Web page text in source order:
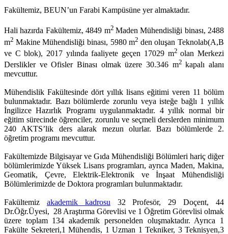
Fakültemiz, BEUN’un Farabi Kampüsüne yer almaktadır.
Hali hazırda Fakültemiz, 4849 m2 Maden Mühendisliği binası, 2488
m2 Makine Mühendisliği binası, 5980 m2 den oluşan Teknolab(A,B
ve C blok), 2017 yılında faaliyete geçen 17029 m2 olan Merkezi
Derslikler ve Ofisler Binası olmak üzere 30.346 m2kapalı alanı
mevcuttur.
Mühendislik Fakültesinde dört yıllık lisans eğitimi veren 11 bölüm
bulunmaktadır. Bazı bölümlerde zorunlu veya isteğe bağlı 1 yıllık
İngilizce Hazırlık Programı uygulanmaktadır. 4 yıllık normal bir
eğitim sürecinde öğrenciler, zorunlu ve seçmeli derslerden minimum
240 AKTS’lik ders alarak mezun olurlar. Bazı bölümlerde 2.
öğretim programı mevcuttur.
Fakültemizde Bilgisayar ve Gıda Mühendisliği Bölümleri hariç diğer
bölümlerimizde Yüksek Lisans programları, ayrıca Maden, Makina,
Geomatik, Çevre, Elektrik-Elektronik ve İnşaat Mühendisliği
Bölümlerimizde de Doktora programları bulunmaktadır.
Fakültemiz akademik kadrosu 32 Profesör, 29 Doçent, 44
Dr.Öğr.Üyesi, 28 Araştırma Görevlisi ve 1 Öğretim Görevlisi olmak
üzere toplam 134 akademik personelden oluşmaktadır. Ayrıca 1
Fakülte Sekreteri,1 Mühendis, 1 Uzman 1 Tekniker, 3 Teknisyen,3